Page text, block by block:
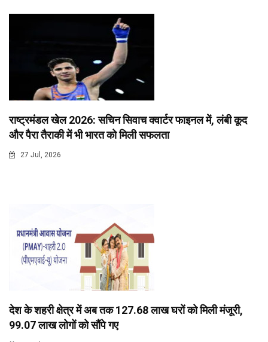
राष्ट्रमंडल खेल 2026: सचिन सिवाच क्वार्टर फाइनल में, लंबी कूद
और पैरा तैराकी में भी भारत को मिली सफलता
27 Jul, 2026
देश के शहरी क्षेत्र में अब तक 127.68 लाख घरों को मिली मंजूरी,
99.07 लाख लोगों को सौंपे गए